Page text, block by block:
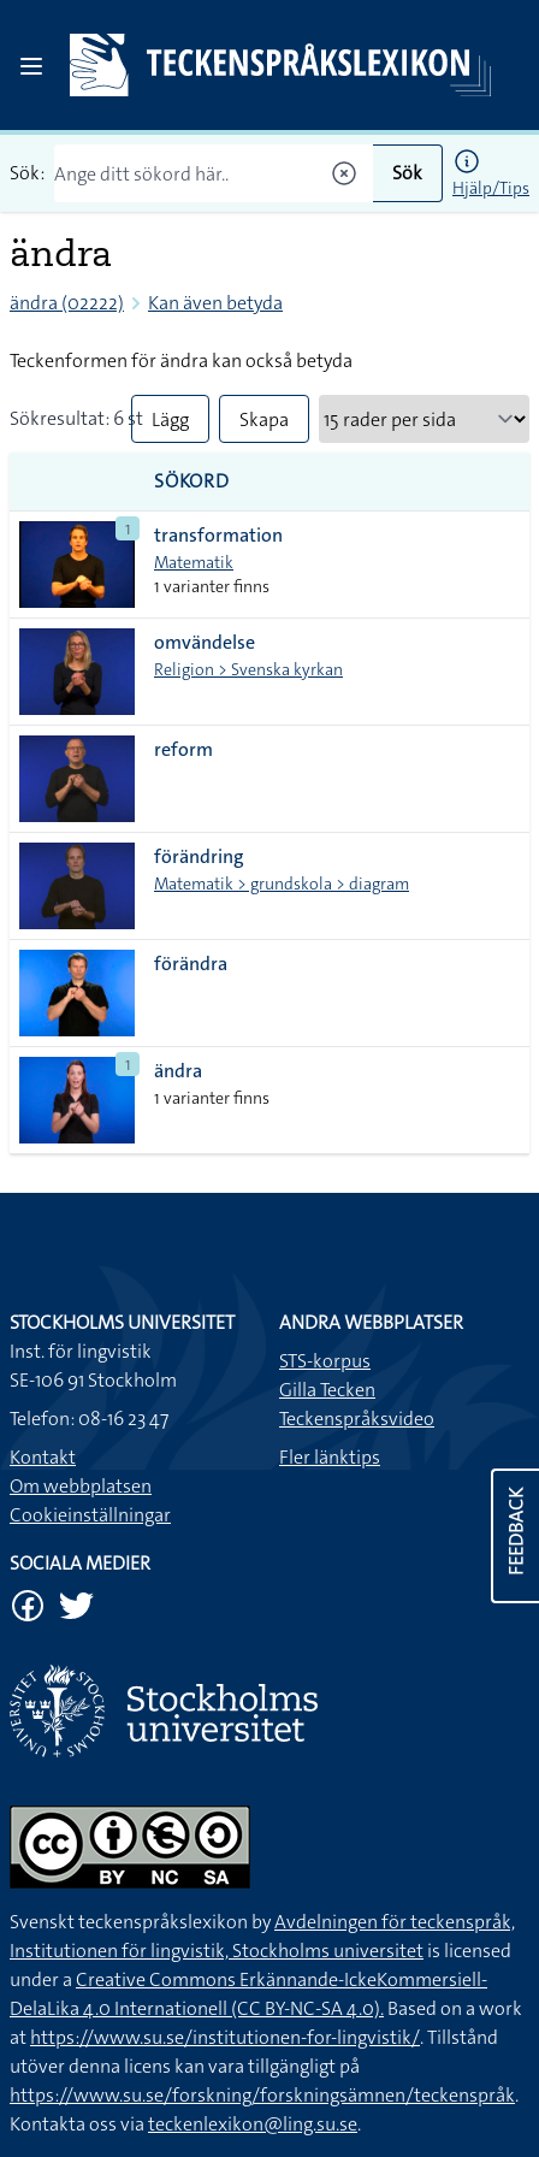
Sök: Sök
Hjälp/Tips
ändra
ändra (02222) Kan även betyda
Teckenformen för ändra kan också betyda
Sökresultat: 6 st Lägg
till
alla i
lista
Skapa
SÖKORD
1 transformation
Matematik
1 varianter finns
omvändelse
Religion > Svenska kyrkan
reform
förändring
Matematik > grundskola > diagram
förändra
1 ändra
1 varianter finns
FEEDBACK
STOCKHOLMS UNIVERSITET
Inst. för lingvistik
SE-106 91 Stockholm
Telefon: 08-16 23 47
Kontakt
Om webbplatsen
Cookieinställningar
ANDRA WEBBPLATSER
STS-korpus
Gilla Tecken
Teckenspråksvideo
Fler länktips
SOCIALA MEDIER
Svenskt teckenspråkslexikon byAvdelningen för teckenspråk,
Institutionen för lingvistik, Stockholms universitetis licensed
under aCreative Commons Erkännande-IckeKommersiell-
DelaLika 4.0 Internationell (CC BY-NC-SA 4.0).Based on a work
athttps://www.su.se/institutionen-for-lingvistik/. Tillstånd
utöver denna licens kan vara tillgängligt på
https://www.su.se/forskning/forskningsämnen/teckenspråk.
Kontakta oss viateckenlexikon@ling.su.se.